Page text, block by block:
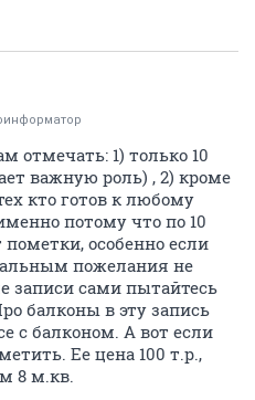
отмечать: 1) только 10
важную роль) , 2) кроме
кто готов к любому
потому что по 10
особенно если
пожелания не
записи сами пытайтесь
балконы в эту запись
с балконом. А вот если
Ее цена 100 т.р.,
8 м.кв.